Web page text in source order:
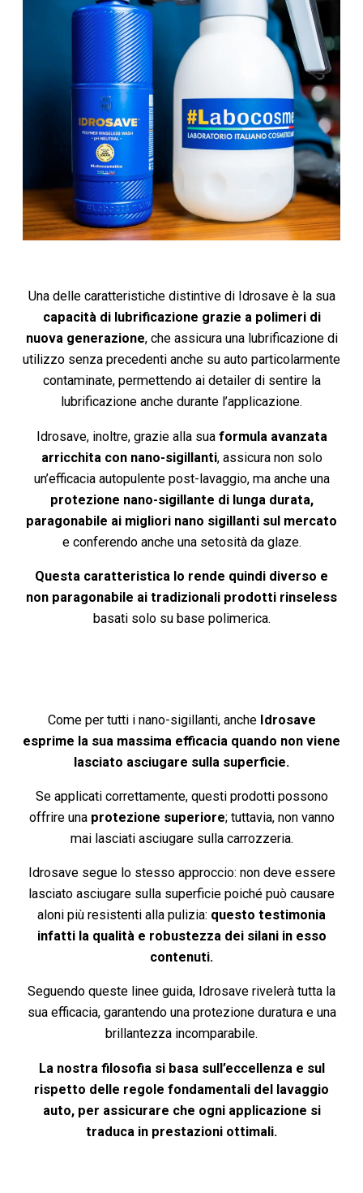
Una delle caratteristiche distintive di Idrosave è la sua
capacità di lubrificazione grazie a polimeri di
nuova generazione, che assicura una lubrificazione di
utilizzo senza precedenti anche su auto particolarmente
contaminate, permettendo ai detailer di sentire la
lubrificazione anche durante l’applicazione.
Idrosave, inoltre, grazie alla sua formula avanzata
arricchita con nano-sigillanti, assicura non solo
un’efficacia autopulente post-lavaggio, ma anche una
protezione nano-sigillante di lunga durata,
paragonabile ai migliori nano sigillanti sul mercato
e conferendo anche una setosità da glaze.
Questa caratteristica lo rende quindi diverso e
non paragonabile ai tradizionali prodotti rinseless
basati solo su base polimerica.
Come per tutti i nano-sigillanti, anche Idrosave
esprime la sua massima efficacia quando non viene
lasciato asciugare sulla superficie.
Se applicati correttamente, questi prodotti possono
offrire una protezione superiore; tuttavia, non vanno
mai lasciati asciugare sulla carrozzeria.
Idrosave segue lo stesso approccio: non deve essere
lasciato asciugare sulla superficie poiché può causare
aloni più resistenti alla pulizia: questo testimonia
infatti la qualità e robustezza dei silani in esso
contenuti.
Seguendo queste linee guida, Idrosave rivelerà tutta la
sua efficacia, garantendo una protezione duratura e una
brillantezza incomparabile.
La nostra filosofia si basa sull’eccellenza e sul
rispetto delle regole fondamentali del lavaggio
auto, per assicurare che ogni applicazione si
traduca in prestazioni ottimali.